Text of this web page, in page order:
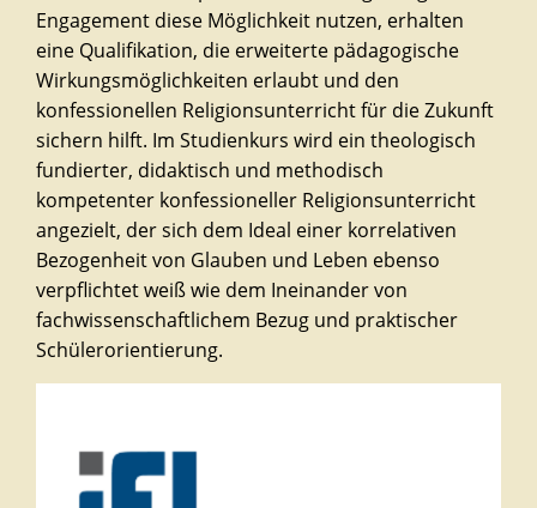
Engagement diese Möglichkeit nutzen, erhalten
eine Qualifikation, die erweiterte pädagogische
Wirkungsmöglichkeiten erlaubt und den
konfessionellen Religionsunterricht für die Zukunft
sichern hilft. Im Studienkurs wird ein theologisch
fundierter, didaktisch und methodisch
kompetenter konfessioneller Religionsunterricht
angezielt, der sich dem Ideal einer korrelativen
Bezogenheit von Glauben und Leben ebenso
verpflichtet weiß wie dem Ineinander von
fachwissenschaftlichem Bezug und praktischer
Schülerorientierung.